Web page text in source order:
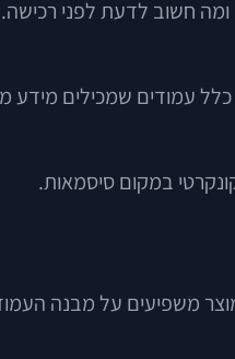
כלל עמודים שמכילים
במקום סיסמאות.
משפיעים על מבנה